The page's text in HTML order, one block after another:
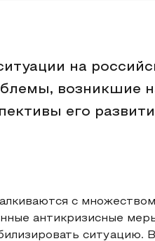
на
возникшие
его
с
антикризисные
ситуацию.